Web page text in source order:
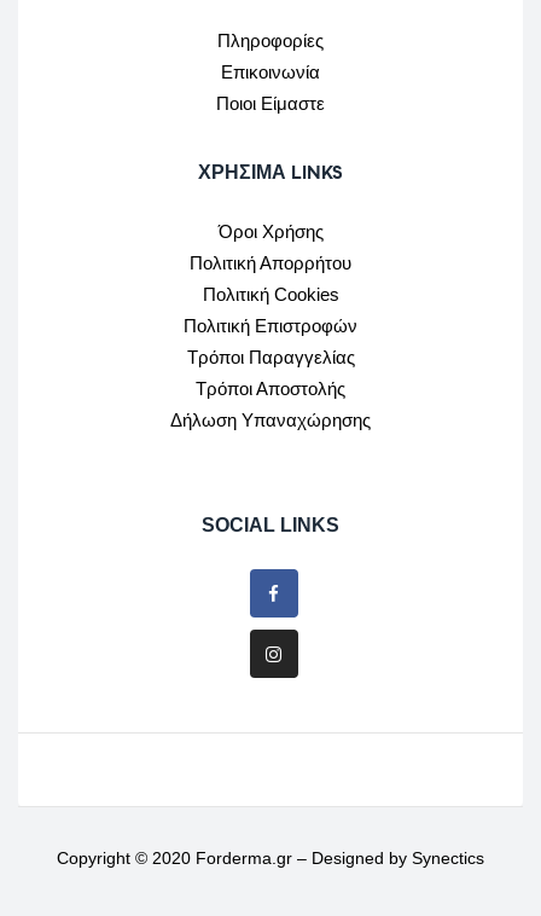
Πληροφορίες
Επικοινωνία
Ποιοι Είμαστε
ΧΡΉΣΙΜΑ LINKS
Όροι Χρήσης
Πολιτική Απορρήτου
Πολιτική Cookies
Πολιτική Επιστροφών
Τρόποι Παραγγελίας
Τρόποι Αποστολής
Δήλωση Υπαναχώρησης
SOCIAL LINKS
Copyright © 2020 Forderma.gr – Designed by Synectics